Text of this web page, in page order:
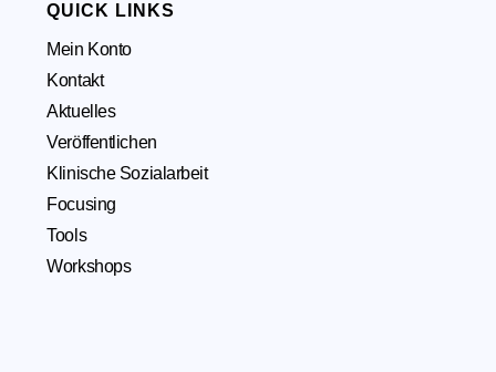
QUICK LINKS
Mein Konto
Kontakt
Aktuelles
Veröffentlichen
Klinische Sozialarbeit
Focusing
Tools
Workshops